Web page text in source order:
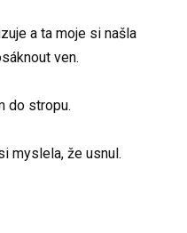
a ta moje si našla
ven.
do stropu.
myslela, že usnul.